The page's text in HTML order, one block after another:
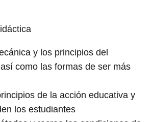
y los principios del
como las formas de ser más
de la acción educativa y
los estudiantes